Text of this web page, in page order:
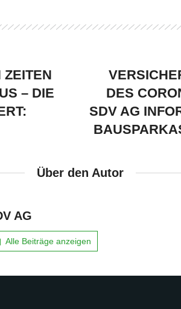
ZEITEN
– DIE
DES
SDV AG
Über den Autor
AG
Alle Beiträge anzeigen